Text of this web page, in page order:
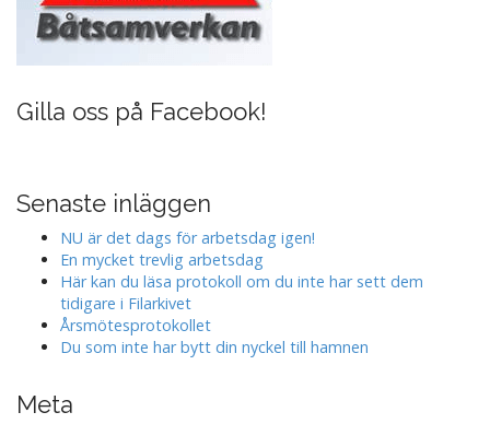
Gilla oss på Facebook!
Senaste inläggen
NU är det dags för arbetsdag igen!
En mycket trevlig arbetsdag
Här kan du läsa protokoll om du inte har sett dem
tidigare i Filarkivet
Årsmötesprotokollet
Du som inte har bytt din nyckel till hamnen
Meta